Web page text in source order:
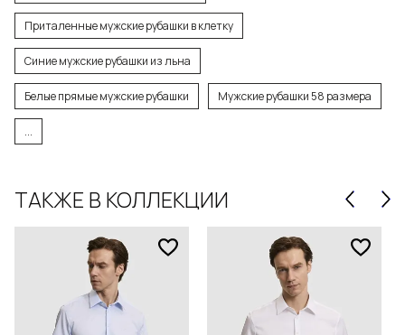
Приталенные мужские рубашки в клетку
Синие мужские рубашки из льна
Белые прямые мужские рубашки Мужские рубашки 58 размера
...
ТАКЖЕ В КОЛЛЕКЦИИ